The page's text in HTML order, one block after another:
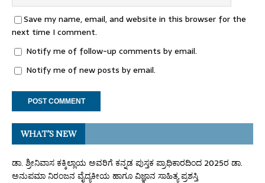
Save my name, email, and website in this browser for the
next time I comment.
Notify me of follow-up comments by email.
Notify me of new posts by email.
WHAT’S NEW
ಡಾ. ಶ್ರೀನಿವಾಸ ಕಕ್ಕಿಲ್ಲಾಯ ಅವರಿಗೆ ಕನ್ನಡ ಪುಸ್ತಕ ಪ್ರಾಧಿಕಾರದಿಂದ 2025ರ ಡಾ.
ಅನುಪಮಾ ನಿರಂಜನ ವೈದ್ಯಕೀಯ ಹಾಗೂ ವಿಜ್ಞಾನ ಸಾಹಿತ್ಯ ಪ್ರಶಸ್ತಿ